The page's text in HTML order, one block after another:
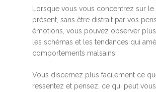
Lorsque vous vous concentrez sur
présent, sans être distrait par vos
émotions, vous pouvez observer
les schémas et les tendances qui
comportements malsains.
Vous discernez plus facilement ce
ressentez et pensez, ce qui peut